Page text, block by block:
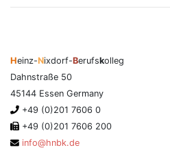
Heinz-Nixdorf-Berufskolleg
Dahnstraße 50
45144 Essen Germany
+49 (0)201 7606 0
+49 (0)201 7606 200
info@hnbk.de